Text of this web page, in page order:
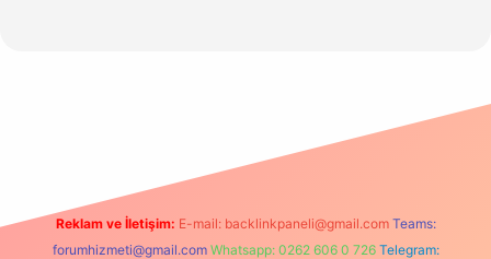
Reklam ve İletişim: E-mail: backlinkpaneli@gmail.com Teams:
forumhizmeti@gmail.com Whatsapp: 0262 606 0 726 Telegram: